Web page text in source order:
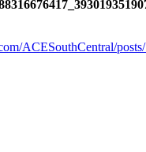
ACESouthCentral/